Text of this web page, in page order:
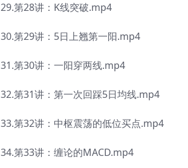
29.第28讲：K线突破.mp4
30.第29讲：5日上翘第一阳.mp4
31.第30讲：一阳穿两线.mp4
32.第31讲：第一次回踩5日均线.mp4
33.第32讲：中枢震荡的低位买点.mp4
34.第33讲：缠论的MACD.mp4